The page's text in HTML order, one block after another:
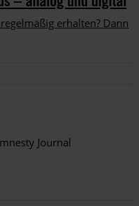
erhalten? Dann
Journal